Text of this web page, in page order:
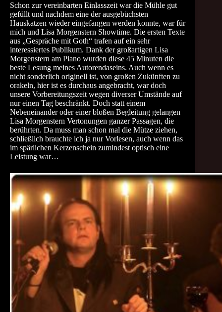
Schon zur vereinbarten Einlasszeit war die Mühle gut
gefüllt und nachdem eine der ausgebüchsten
Hauskatzen wieder eingefangen werden konnte, war für
mich und Lisa Morgenstern Showtime. Die ersten Texte
aus „Gespräche mit Goth“ trafen auf ein sehr
interessiertes Publikum. Dank der großartigen Lisa
Morgenstern am Piano wurden diese 45 Minuten die
beste Lesung meines Autorendaseins. Auch wenn es
nicht sonderlich originell ist, von großen Zukünften zu
orakeln, hier ist es durchaus angebracht, war doch
unsere Vorbereitungszeit wegen diverser Umstände auf
nur einen Tag beschränkt. Doch statt einem
Nebeneinander oder einer bloßen Begleitung gelangen
Lisa Morgenstern Vertonungen ganzer Passagen, die
berührten. Da muss man schon mal die Mütze ziehen,
schließlich brauchte ich ja nur Vorlesen, auch wenn das
im spärlichen Kerzenschein zumindest optisch eine
Leistung war…